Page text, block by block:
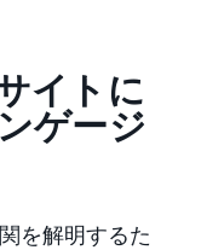
イトに
ゲージ
を解明するた